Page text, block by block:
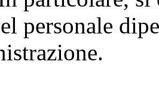
personale